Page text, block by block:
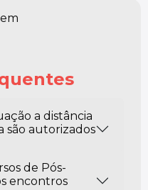
a distância
são autorizados
de Pós-
encontros